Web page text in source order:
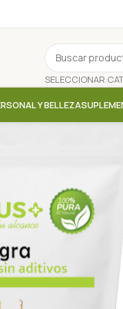
Y BELLEZA